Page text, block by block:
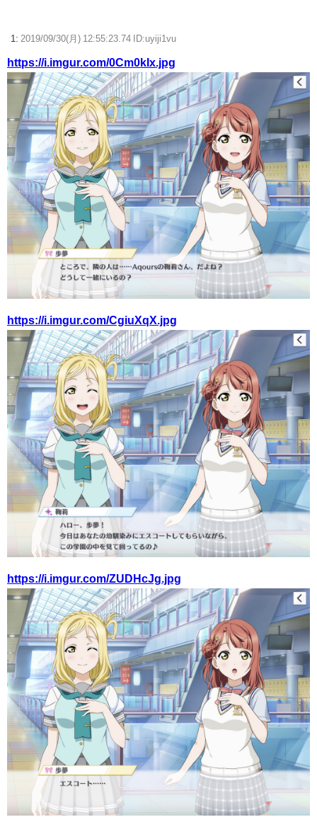
Powered by livedoor 相互RSS
1: 2019/09/30(月) 12:55:23.74 ID:uyiji1vu
https://i.imgur.com/0Cm0kIx.jpg
https://i.imgur.com/CgiuXqX.jpg
https://i.imgur.com/ZUDHcJg.jpg